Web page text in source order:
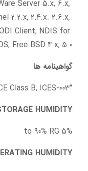
Server 5.x, 6.x,
2.2.x, 2.4.x. 2.6.x,
ODI Client, NDIS for
Free BSD 4.x, 5.0"
گواهینامه ها
"FCC Class B, CE Class B, ICES-003"
HUMIDITY
5% to 90% RG
HUMIDITY